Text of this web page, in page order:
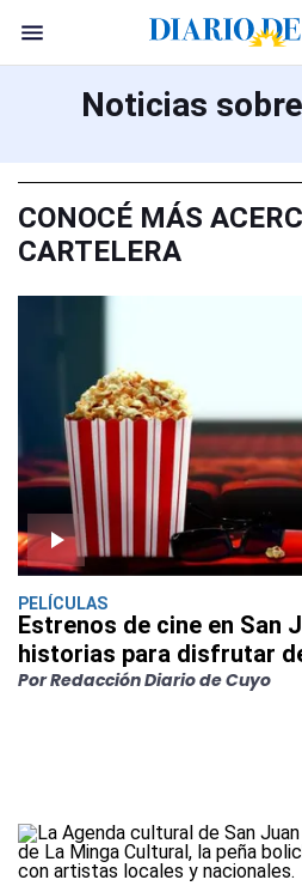
Noticias
CONOCÉ MÁS
CARTELERA
PELÍCULAS
Estrenos de cine en San
historias para disfrutar
Por Redacción Diario de Cuyo